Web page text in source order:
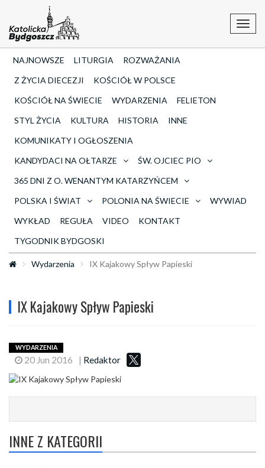
NAJNOWSZE LITURGIA
ROZWAŻANIA
Z ŻYCIA DIECEZJI
KOŚCIÓŁ W POLSCE
KOŚCIÓŁ NA ŚWIECIE
WYDARZENIA
FELIETON
STYL ŻYCIA
KULTURA HISTORIA
INNE
KOMUNIKATY I OGŁOSZENIA
KANDYDACI NA OŁTARZE
ŚW. OJCIEC PIO
365 DNI Z O. WENANTYM KATARZYŃCEM
POLSKA I ŚWIAT
POLONIA NA ŚWIECIE
WYWIAD
WYKŁAD
REGUŁA VIDEO
KONTAKT
TYGODNIK BYDGOSKI
Wydarzenia IX Kajakowy Spływ Papieski
IX Kajakowy Spływ Papieski
WYDARZENIA
20 Jun 2016 | Redaktor
INNE Z KATEGORII